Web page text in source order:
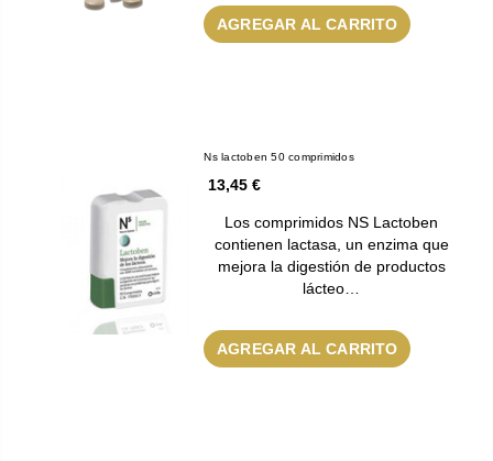
AGREGAR AL CARRITO
Ns lactoben 50 comprimidos
13,45 €
Los comprimidos NS Lactoben
contienen lactasa, un enzima que
mejora la digestión de productos
lácteo…
AGREGAR AL CARRITO